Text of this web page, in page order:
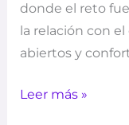
donde el reto
la relación con
abiertos y
Leer más »